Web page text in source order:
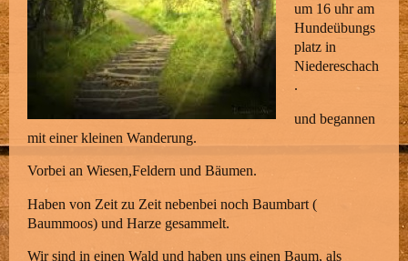
um 16 uhr am
Hundeübungs
platz in
Niedereschach
.
und begannen
mit einer kleinen Wanderung.
Vorbei an Wiesen,Feldern und Bäumen.
Haben von Zeit zu Zeit nebenbei noch Baumbart (
Baummoos) und Harze gesammelt.
Wir sind in einen Wald und haben uns einen Baum, als